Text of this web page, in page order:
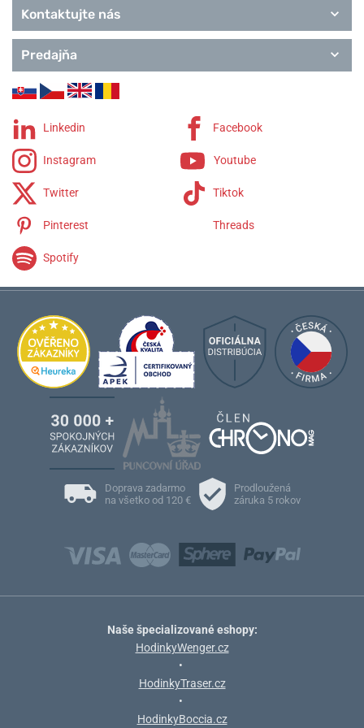
Kontaktujte nás
Predajňa
Linkedin Facebook
Instagram Youtube
Twitter Tiktok
Pinterest Threads
Spotify
Doprava zadarmo
na všetko od 120 €
Prodloužená
záruka 5 rokov
Naše špecializované eshopy:
HodinkyWenger.cz
•
HodinkyTraser.cz
•
HodinkyBoccia.cz